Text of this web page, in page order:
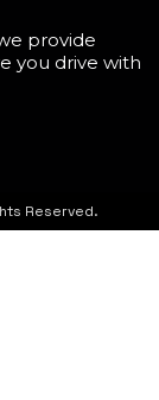
provide
you drive with
Reserved.